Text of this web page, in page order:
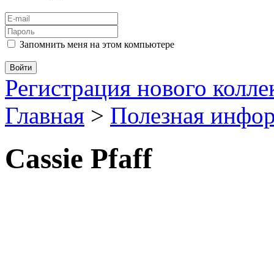
Запомнить меня на этом компьютере
Регистрация нового
Главная > Полезная
Cassie Pfaff